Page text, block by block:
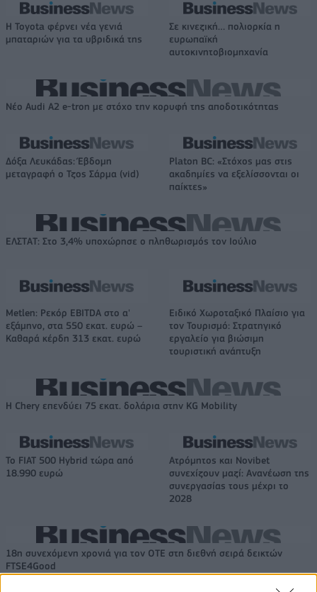
Η Toyota φέρνει νέα γενιά
μπαταριών για τα υβριδικά της
Σε κινεζική… πολιορκία η
ευρωπαϊκή
αυτοκινητοβιομηχανία
Νέο Audi A2 e-tron με στόχο την κορυφή της αποδοτικότητας
Δόξα Λευκάδας: Έβδομη
μεταγραφή ο Τζος Σάρμα (vid)
Platon BC: «Στόχος μας στις
ακαδημίες να εξελίσσονται οι
παίκτες»
ΕΛΣΤΑΤ: Στο 3,4% υποχώρησε ο πληθωρισμός τον Ιούλιο
Metlen: Ρεκόρ EBITDA στο α'
εξάμηνο, στα 550 εκατ. ευρώ –
Καθαρά κέρδη 313 εκατ. ευρώ
Ειδικό Χωροταξικό Πλαίσιο για
τον Τουρισμό: Στρατηγικό
εργαλείο για βιώσιμη
τουριστική ανάπτυξη
Η Chery επενδύει 75 εκατ. δολάρια στην KG Mobility
Το FIAT 500 Hybrid τώρα από
18.990 ευρώ
Ατρόμητος και Novibet
συνεχίζουν μαζί: Ανανέωση της
συνεργασίας τους μέχρι το
2028
18η συνεχόμενη χρονιά για τον ΟΤΕ στη διεθνή σειρά δεικτών
FTSE4Good